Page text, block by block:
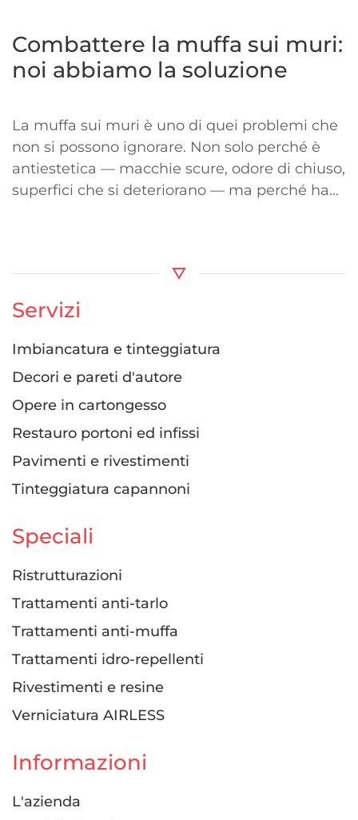
Combattere la muffa sui muri:
noi abbiamo la soluzione
La muffa sui muri è uno di quei problemi che
non si possono ignorare. Non solo perché è
antiestetica — macchie scure, odore di chiuso,
superfici che si deteriorano — ma perché ha...
Servizi
Imbiancatura e tinteggiatura
Decori e pareti d'autore
Opere in cartongesso
Restauro portoni ed infissi
Pavimenti e rivestimenti
Tinteggiatura capannoni
Speciali
Ristrutturazioni
Trattamenti anti-tarlo
Trattamenti anti-muffa
Trattamenti idro-repellenti
Rivestimenti e resine
Verniciatura AIRLESS
Informazioni
L'azienda